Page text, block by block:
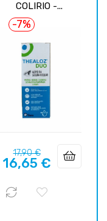
COLIRIO -...
-7%
Precio
regular
17,90 €Precio
16,65 €